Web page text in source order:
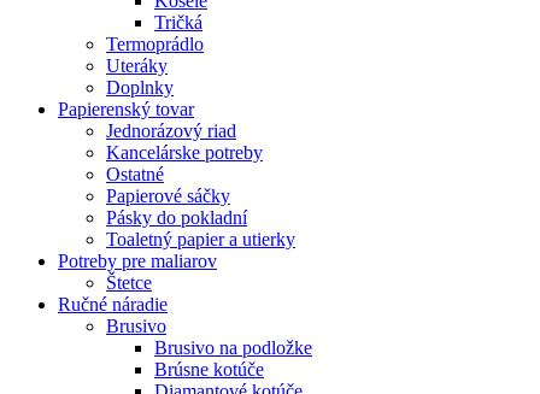
Tričká
Termoprádlo
Uteráky
Doplnky
Papierenský tovar
Jednorázový riad
Kancelárske potreby
Ostatné
Papierové sáčky
Pásky do pokladní
Toaletný papier a utierky
Potreby pre maliarov
Štetce
Ručné náradie
Brusivo
Brusivo na podložke
Brúsne kotúče